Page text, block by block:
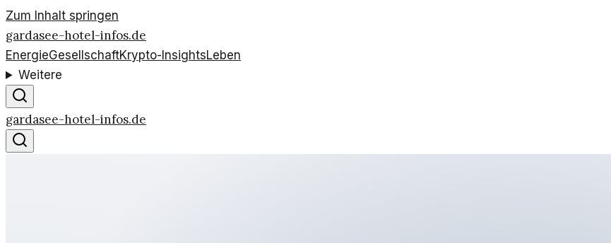
Zum Inhalt springen
gardasee-hotel-infos.de
EnergieGesellschaftKrypto-InsightsLeben
Weitere
gardasee-hotel-infos.de